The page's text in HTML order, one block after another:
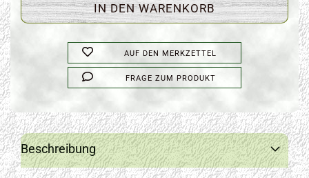
AUF DEN MERKZETTEL
FRAGE ZUM PRODUKT
Beschreibung